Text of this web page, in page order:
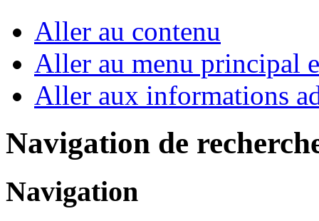
Aller au contenu
Aller au menu principal
Aller aux informations
Navigation de
Navigation